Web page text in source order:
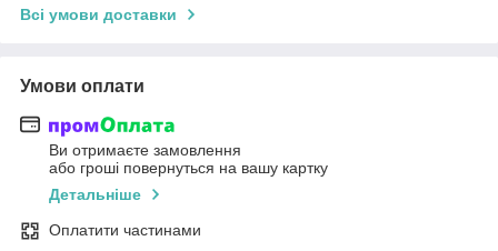
Всі умови доставки
Умови оплати
Ви отримаєте замовлення
або гроші повернуться на вашу картку
Детальніше
Оплатити частинами